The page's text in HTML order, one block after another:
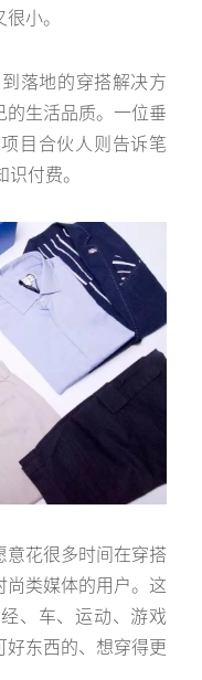
小。
落地的穿搭解决方
生活品质。一位垂
目合伙人则告诉笔
付费。
花很多时间在穿搭
尚类媒体的用户。这
、车、运动、游戏
好东西的、想穿得更